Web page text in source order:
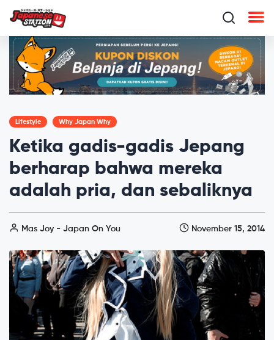
Lifestyle Why Japan Why
Ketika gadis-gadis Jepang
berharap bahwa mereka
adalah pria, dan sebaliknya
Mas Joy - Japan On You November 15, 2014